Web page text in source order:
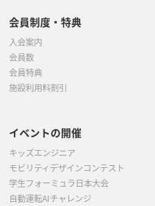
会員制度・特典
入会案内
会員数
会員特典
施設利用料割引
イベントの開催
キッズエンジニア
モビリティデザインコンテスト
学生フォーミュラ日本大会
自動運転AIチャレンジ